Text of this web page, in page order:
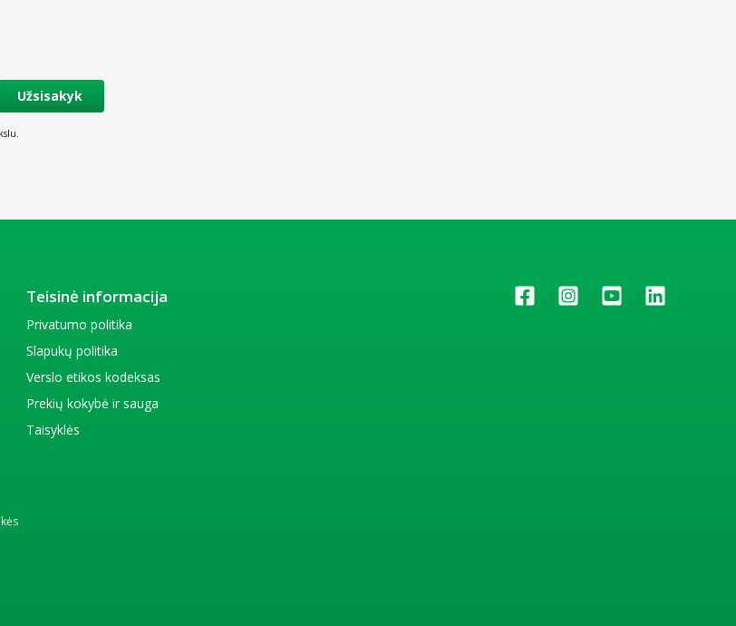
Užsisakyk
Teisinė informacija
Privatumo politika
Slapukų politika
Verslo etikos kodeksas
Prekių kokybė ir sauga
Taisyklės